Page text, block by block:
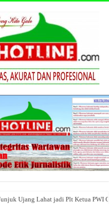
Ujang Lahat jadi Plt Ketua PWI